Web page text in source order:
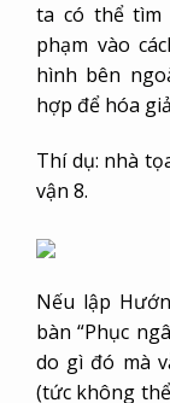
ta có thể tìm
phạm vào
hình bên
hợp để hóa
Thí dụ: nhà
vận 8.
Nếu lập
bàn “Phục
do gì đó mà
(tức không